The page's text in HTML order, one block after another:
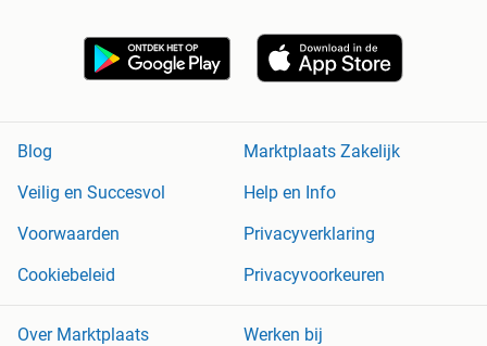
Blog
Marktplaats Zakelijk
Veilig en Succesvol
Help en Info
Voorwaarden
Privacyverklaring
Cookiebeleid
Privacyvoorkeuren
Over Marktplaats Werken bij